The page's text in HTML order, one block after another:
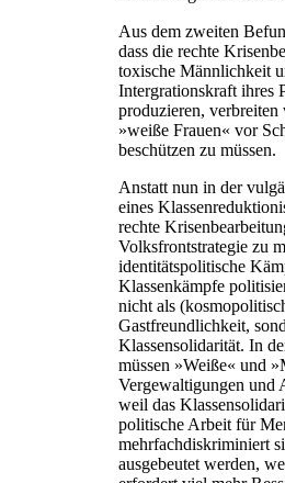
Aus dem zweiten
dass die rechte
toxische Männlichkeit
Intergrationskraft ihres
produzieren,
»weiße Frauen« vor
beschützen zu müssen.
Anstatt nun in der
eines
rechte
Volksfrontstrategie zu
identitätspolitische
Klassenkämpfe
nicht als
Gastfreundlichkeit,
Klassensolidarität. In
müssen »Weiße« und
Vergewaltigungen und
weil das
politische Arbeit für
mehrfachdiskriminiert
ausgebeutet werden,